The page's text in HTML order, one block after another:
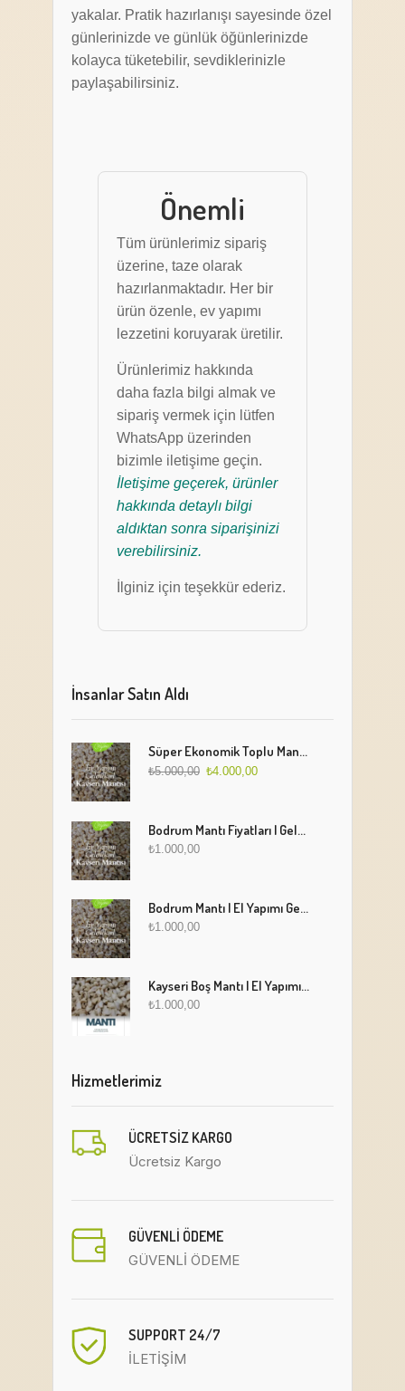
yakalar. Pratik hazırlanışı sayesinde özel
günlerinizde ve günlük öğünlerinizde
kolayca tüketebilir, sevdiklerinizle
paylaşabilirsiniz.
Önemli
Tüm ürünlerimiz sipariş
üzerine, taze olarak
hazırlanmaktadır. Her bir
ürün özenle, ev yapımı
lezzetini koruyarak üretilir.
Ürünlerimiz hakkında
daha fazla bilgi almak ve
sipariş vermek için lütfen
WhatsApp üzerinden
bizimle iletişime geçin.
İletişime geçerek, ürünler
hakkında detaylı bilgi
aldıktan sonra siparişinizi
verebilirsiniz.
İlginiz için teşekkür ederiz.
İnsanlar Satın Aldı
Süper Ekonomik Toplu Mantı Paketi (5 Kg)
₺5.000,00 ₺4.000,00
Bodrum Mantı Fiyatları | Geleneksel Türk Mantısı Online Sipariş
₺1.000,00
Bodrum Mantı | El Yapımı Geleneksel Mantı Lezzeti
₺1.000,00
Kayseri Boş Mantı | El Yapımı Geleneksel Fırınlanmış Mantı
₺1.000,00
Hizmetlerimiz
ÜCRETSIZ KARGO
Ücretsiz Kargo
GÜVENLİ ÖDEME
GÜVENLİ ÖDEME
SUPPORT 24/7
İLETİŞİM